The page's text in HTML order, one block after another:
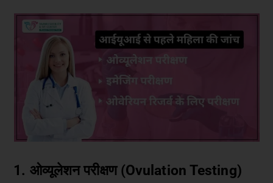
1. ओव्यूलेशन परीक्षण (Ovulation Testing)